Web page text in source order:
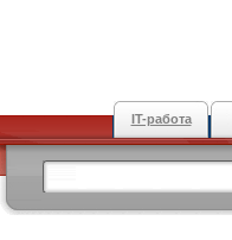
IT-работа